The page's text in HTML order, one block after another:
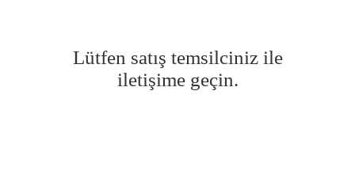
Lütfen satış temsilciniz ile
iletişime geçin.